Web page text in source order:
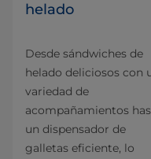
helado
Desde sándwiches de
helado deliciosos con
variedad de
acompañamientos
un dispensador de
galletas eficiente, lo